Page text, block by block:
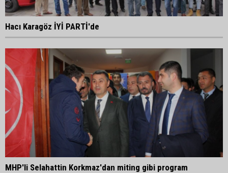
Hacı Karagöz İYİ PARTİ'de
MHP'li Selahattin Korkmaz'dan miting gibi program